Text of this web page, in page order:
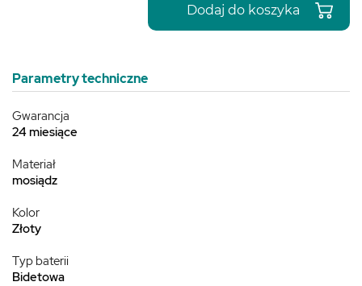
Dodaj do koszyka
Parametry techniczne
Gwarancja
24 miesiące
Materiał
mosiądz
Kolor
Złoty
Typ baterii
Bidetowa